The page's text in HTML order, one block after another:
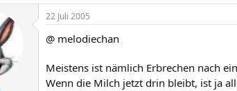
22 Juli 2005
@ melodiechan
Meistens ist nämlich Erbrechen nach
Wenn die Milch jetzt drin bleibt, ist ja